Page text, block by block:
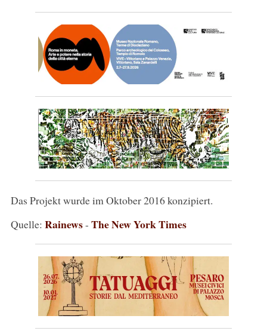
Das Projekt wurde im Oktober 2016 konzipiert.
Quelle: Rainews- The New York Times